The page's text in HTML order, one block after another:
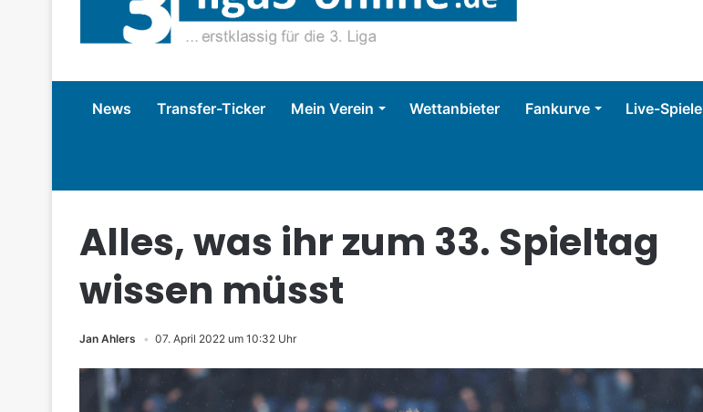
News Transfer-Ticker Mein Verein Wettanbieter Fankurve Live-Spiele
Alles, was ihr zum 33. Spieltag
wissen müsst
Jan Ahlers 07. April 2022 um 10:32 Uhr